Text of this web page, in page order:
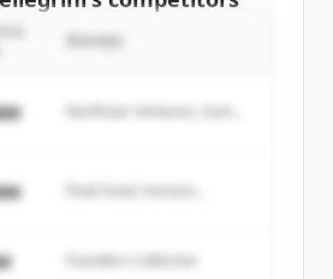
to view all
include trial credits to
get started.
Free Account
นักลงทุน
Northstar Ventures, Summit
Peak Fund, Horizon
Founders Collective